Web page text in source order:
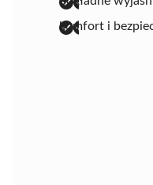
komfort i